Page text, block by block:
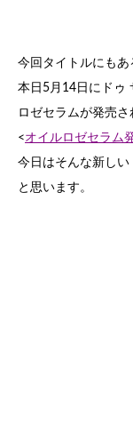
今回タイトルにもあ
本日5月14日にドゥ
ロゼセラムが発売さ
<オイルロゼセラム
今日はそんな新し
と思います。